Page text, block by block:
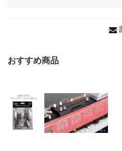
おすすめ商品